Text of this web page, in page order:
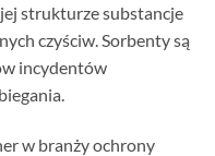
strukturze substancje
czyściw. Sorbenty są
incydentów
w branży ochrony